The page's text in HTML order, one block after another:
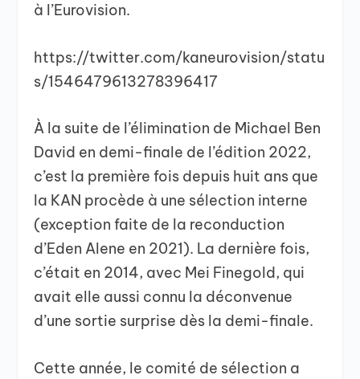
à l’Eurovision.
https://twitter.com/kaneurovision/statu
s/1546479613278396417
À la suite de l’élimination de Michael Ben
David en demi-finale de l’édition 2022,
c’est la première fois depuis huit ans que
la KAN procède à une sélection interne
(exception faite de la reconduction
d’Eden Alene en 2021). La dernière fois,
c’était en 2014, avec Mei Finegold, qui
avait elle aussi connu la déconvenue
d’une sortie surprise dès la demi-finale.
Cette année, le comité de sélection a